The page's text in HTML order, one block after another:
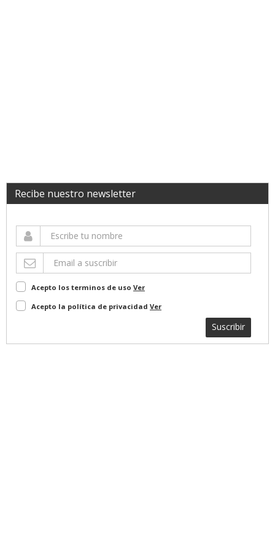
Recibe nuestro newsletter
Acepto los terminos de uso Ver
Acepto la política de privacidad Ver
Suscribir